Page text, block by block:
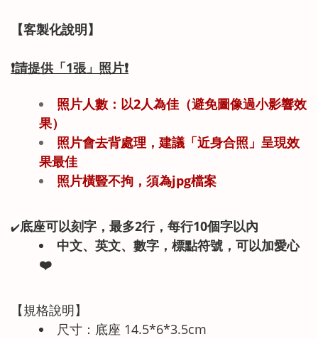
【客製化說明】
❗請提供「1張」 照片❗
照片人數：以2人為佳（避免圖像過小影響效
果）
照片會去背處理，建議「近身合照」呈現效
果最佳
照片橫豎不拘，須為jpg檔案
✔️底座可以刻字，最多2行，每行10個字以內
中文、英文、數字，標點符號，可以加愛心
❤️
【規格說明】
尺寸：底座 14.5*6*3.5cm